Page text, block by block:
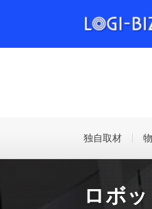
独自取材
ロボ